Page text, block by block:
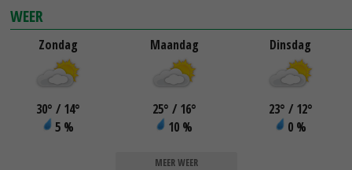
WEER
Zondag
30° / 14°
5 %
Maandag
25° / 16°
10 %
Dinsdag
23° / 12°
0 %
MEER WEER